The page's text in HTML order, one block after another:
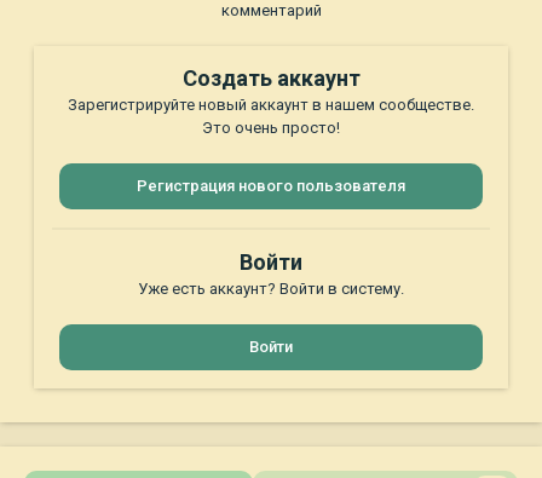
комментарий
Создать аккаунт
Зарегистрируйте новый аккаунт в нашем сообществе.
Это очень просто!
Регистрация нового пользователя
Войти
Уже есть аккаунт? Войти в систему.
Войти